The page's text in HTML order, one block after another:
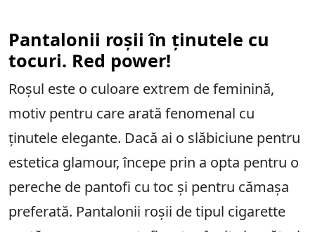
Pantalonii roșii în ținutele cu
tocuri. Red power!
Roșul este o culoare extrem de feminină,
motiv pentru care arată fenomenal cu
ținutele elegante. Dacă ai o slăbiciune pentru
estetica glamour, începe prin a opta pentru o
pereche de pantofi cu toc și pentru cămașa
preferată. Pantalonii roșii de tipul cigarette